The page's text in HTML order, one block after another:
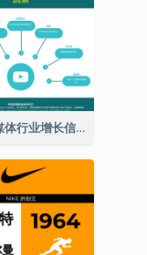
视频流媒体行业增长信息图表